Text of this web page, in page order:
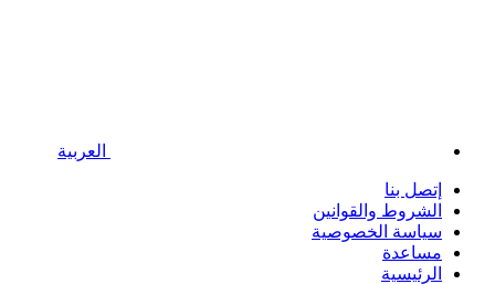
العربية
إتصل بنا
الشروط والقوانين
سياسة الخصوصية
مساعدة
الرئيسية